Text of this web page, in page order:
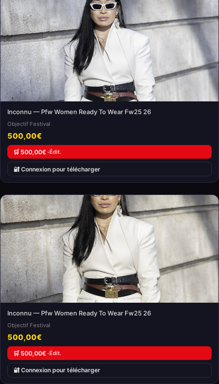
Inconnu — Pfw Women Ready To Wear Fw25 26
Objectif Festival
500,00€
🛒 500,00€ ·Édit.
🔐 Connexion pour télécharger
Inconnu — Pfw Women Ready To Wear Fw25 26
Objectif Festival
500,00€
🛒 500,00€ ·Édit.
🔐 Connexion pour télécharger